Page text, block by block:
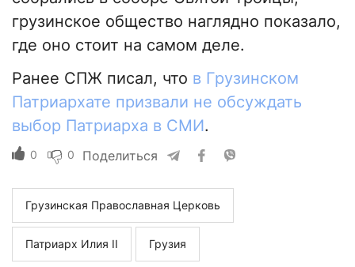
грузинское общество наглядно показало,
где оно стоит на самом деле.
Ранее СПЖ писал, что в Грузинском
Патриархате призвали не обсуждать
выбор Патриарха в СМИ.
0 0 Поделиться
Грузинская Православная Церковь
Патриарх Илия II Грузия